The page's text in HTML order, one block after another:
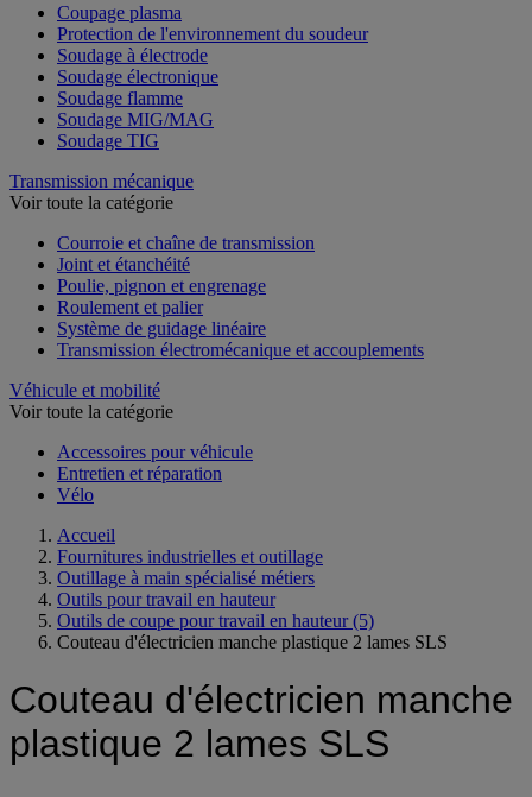
Coupage plasma
Protection de l'environnement du soudeur
Soudage à électrode
Soudage électronique
Soudage flamme
Soudage MIG/MAG
Soudage TIG
Transmission mécanique
Voir toute la catégorie
Courroie et chaîne de transmission
Joint et étanchéité
Poulie, pignon et engrenage
Roulement et palier
Système de guidage linéaire
Transmission électromécanique et accouplements
Véhicule et mobilité
Voir toute la catégorie
Accessoires pour véhicule
Entretien et réparation
Vélo
Accueil
Fournitures industrielles et outillage
Outillage à main spécialisé métiers
Outils pour travail en hauteur
Outils de coupe pour travail en hauteur (5)
Couteau d'électricien manche plastique 2 lames SLS
Couteau d'électricien manche
plastique 2 lames SLS